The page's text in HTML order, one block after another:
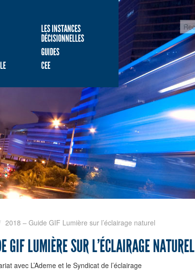
LES INSTANCES
DÉCISIONNELLES
GUIDES
CEE
2018 – Guide GIF Lumière sur l’éclairage naturel
GIF LUMIÈRE SUR L’ÉCLAIRAGE NATUREL
avec L’Ademe et le Syndicat de l’éclairage